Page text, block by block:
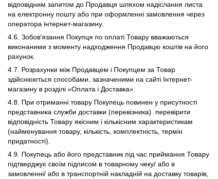
відповідним запитом до Продавця шляхом надіслання листа
на електронну пошту або при оформленні замовлення через
оператора інтернет-магазину.
4.6. Зобов'язання Покупця по оплаті Товару вважаються
виконаними з моменту надходження Продавцю коштів на його
рахунок.
4.7. Розрахунки між Продавцем і Покупцем за Товар
здійснюються способами, зазначеними на сайті Інтернет-
магазину в розділі «Оплата і Доставка».
4.8. При отриманні товару Покупець повинен у присутності
представника служби доставки (перевізника) перевірити
відповідність Товару якісним і кількісним характеристикам
(найменування товару, кількість, комплектність, термін
придатності).
4.9. Покупець або його представник під час приймання Товару
підтверджує своїм підписом в товарному чеку/ або в
замовленні/ або в транспортній накладній на доставку товарів,